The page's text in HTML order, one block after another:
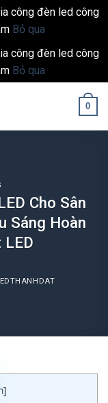
công đèn led công
Bỏ qua
công đèn led công
Bỏ qua
0
Cho Sân
Sáng Hoàn
]